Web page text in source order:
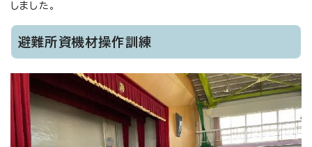
しました。
避難所資機材操作訓練